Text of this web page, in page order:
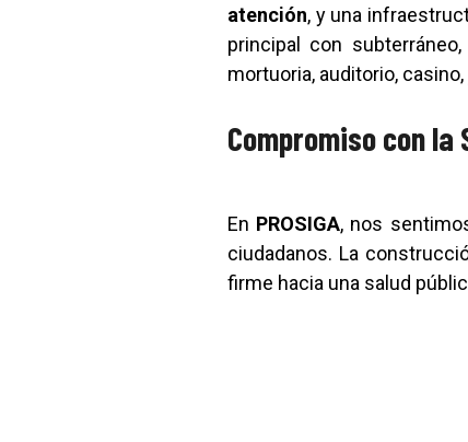
atención, y una
principal con
mortuoria, auditorio,
Compromiso con la
En PROSIGA, nos
ciudadanos. La
firme hacia una salud